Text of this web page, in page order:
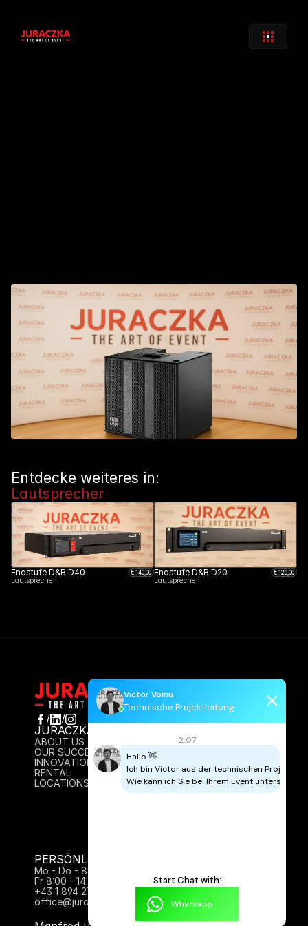
Entdecke weiteres in:
Lautsprecher
Endstufe D&B D40 € 140 ,00
Lautsprecher
Endstufe D&B D20 € 120 ,00
Lautsprecher
/ /
JURACZKA
ABOUT US
OUR SUCCESS
INNOVATION
RENTAL
LOCATIONS
IMPRESSUM
DATENSCHUTZ
CONTACT
PERSÖNLICH FÜR SIE DA:
Mo - Do - 8:00 - 17:00 Uhr
Fr 8:00 - 14:00
+43 1 894 27 61
office@juraczka.at
Victor Voinu
Technische Projektleitung
2:07
Hallo 👋
Ich bin Victor aus der technischen
Wie kann ich Sie bei Ihrem Event
Start Chat with:
Whatsapp